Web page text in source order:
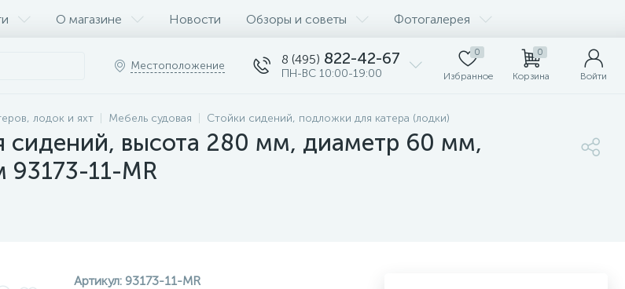
О магазине Новости Обзоры и советы Фотогалерея
Местоположение 8 (495) 822-42-67
ПН-ВС 10:00-19:00
0
Избранное
0
Корзина Войти
лодок и яхт Мебель судовая Стойки сидений, подложки для катера (лодки)
сидений, высота 280 мм, диаметр 60 мм,
11-MR
Артикул: 93173-11-MR